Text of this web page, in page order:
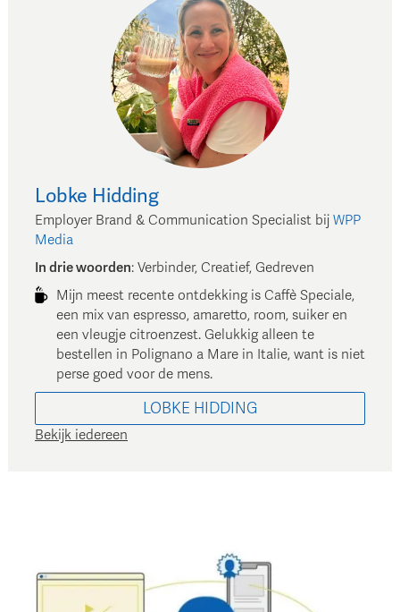
Lobke Hidding
Employer Brand & Communication Specialist bij WPP
Media
In drie woorden: Verbinder, Creatief, Gedreven
Mijn meest recente ontdekking is Caffè Speciale,
een mix van espresso, amaretto, room, suiker en
een vleugje citroenzest. Gelukkig alleen te
bestellen in Polignano a Mare in Italie, want is niet
perse goed voor de mens.
LOBKE HIDDING
Bekijk iedereen